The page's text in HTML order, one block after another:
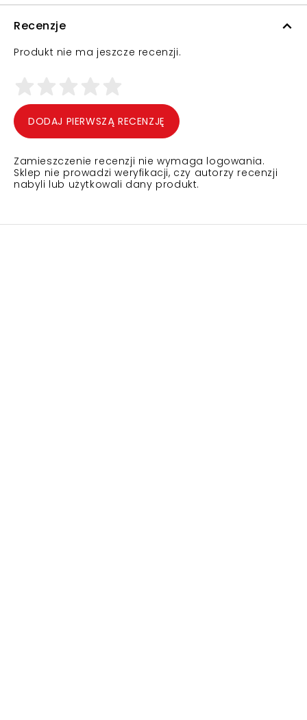
Recenzje
Produkt nie ma jeszcze recenzji.
DODAJ PIERWSZĄ RECENZJĘ
Zamieszczenie recenzji nie wymaga logowania.
Sklep nie prowadzi weryfikacji, czy autorzy recenzji
nabyli lub użytkowali dany produkt.